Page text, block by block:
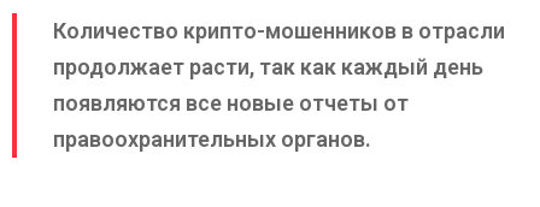
Количество крипто-мошенников в отрасли
продолжает расти, так как каждый день
появляются все новые отчеты от
правоохранительных органов.